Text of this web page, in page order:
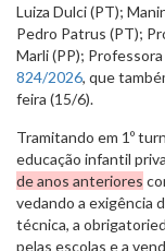
Luiza Dulci (PT);
Pedro Patrus (PT);
Marli (PP);
824/2026, que
feira (15/6).
Tramitando em 1º
educação infantil
de anos anteriores
vedando a exigência
técnica, a
pelas escolas e a